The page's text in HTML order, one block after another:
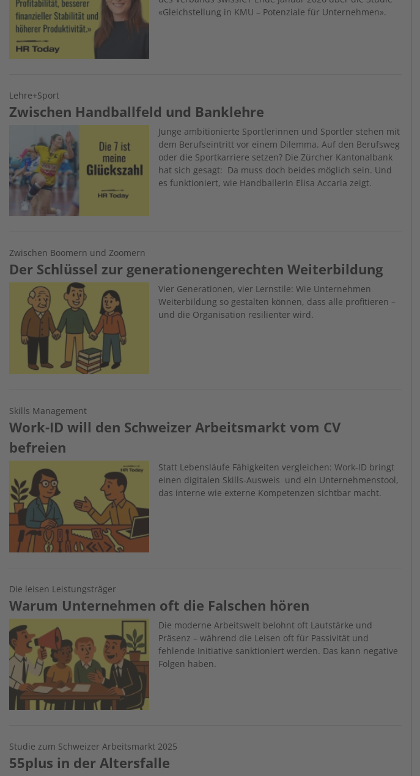
«Gleichstellung in KMU – Potenziale für Unternehmen».
Lehre+Sport
Zwischen Handballfeld und Banklehre
Junge ambitionierte Sportlerinnen und Sportler stehen mit
dem Berufseintritt vor einem Dilemma. Auf den Berufsweg
oder die Sportkarriere setzen? Die Zürcher Kantonalbank
hat sich gesagt: Da muss doch beides möglich sein. Und
es funktioniert, wie Handballerin Elisa Accaria zeigt.
Zwischen Boomern und Zoomern
Der Schlüssel zur generationengerechten Weiterbildung
Image
Vier Generationen, vier Lernstile: Wie Unternehmen
Weiterbildung so gestalten können, dass alle profitieren –
und die Organisation resilienter wird.
Skills Management
Work-ID will den Schweizer Arbeitsmarkt vom CV
befreien
Statt Lebensläufe Fähigkeiten vergleichen: Work-ID bringt
einen digitalen Skills-Ausweis und ein Unternehmenstool,
das interne wie externe Kompetenzen sichtbar macht.
Die leisen Leistungsträger
Warum Unternehmen oft die Falschen hören
Image
Die moderne Arbeitswelt belohnt oft Lautstärke und
Präsenz – während die Leisen oft für Passivität und
fehlende Initiative sanktioniert werden. Das kann negative
Folgen haben.
Studie zum Schweizer Arbeitsmarkt 2025
55plus in der Altersfalle